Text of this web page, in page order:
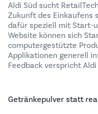
Aldi Süd sucht
Zukunft des Einkaufens
dafür speziell mit Start-
Website können sich
computergestützte
Applikationen generell
Feedback verspricht
Getränkepulver statt